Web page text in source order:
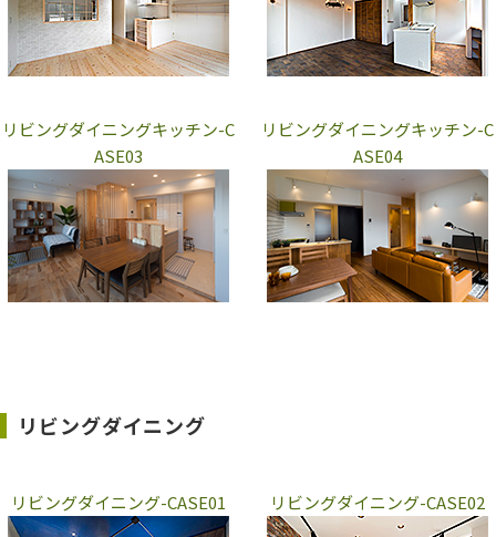
リビングダイニングキッチン-C
ASE03
リビングダイニングキッチン-C
ASE04
リビングダイニング
リビングダイニング-CASE01 リビングダイニング-CASE02